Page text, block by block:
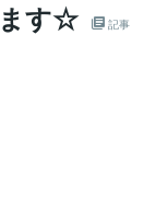
ます☆
記事